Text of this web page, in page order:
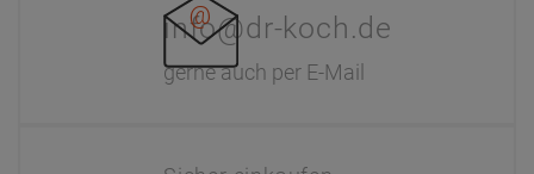
info@dr-koch.de
gerne auch per E-Mail